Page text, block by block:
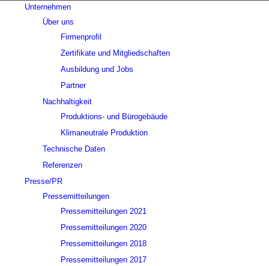
Unternehmen
Über uns
Firmenprofil
Zertifikate und Mitgliedschaften
Ausbildung und Jobs
Partner
Nachhaltigkeit
Produktions- und Bürogebäude
Klimaneutrale Produktion
Technische Daten
Referenzen
Presse/PR
Pressemitteilungen
Pressemitteilungen 2021
Pressemitteilungen 2020
Pressemitteilungen 2018
Pressemitteilungen 2017